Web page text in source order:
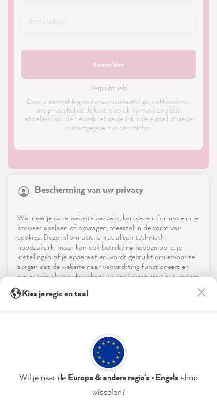
Aanmelden
Verplicht veld ·
Door je aanmelding voor onze nieuwsbrief ga je akkoord met
ons privacybeleid. Je kunt je op elk moment en gratis
afmelden voor de nieuwsbrief via de link in de e-mail of via de
contactgegevens in ons colofon.
Service
Neem contact op met
Bescherming van uw privacy
Wanneer je onze website bezoekt, kan deze informatie in je
browser opslaan of opvragen, meestal in de vorm van
cookies. Deze informatie is niet alleen technisch
noodzakelijk, maar kan ook betrekking hebben op je, je
instellingen of je apparaat en wordt gebruikt om ervoor te
zorgen dat de website naar verwachting functioneert en
om je gebruik van de website te analyseren met het oog op
advertenties aan te bieden via de diensten die in de
akkoord (op elk moment herroepbaar) met deze
Privacybeleid Colofon Instellen
21,869Reviews
reviews-io
Verified Customer
MissPompadour Grün mit Salbei - Der Alles
nice color brilliantly covered
Share
Twitter
Facebook
Kies je regio en taal
Wil je naar de Europa & andere regio's • Engels shop
wisselen?